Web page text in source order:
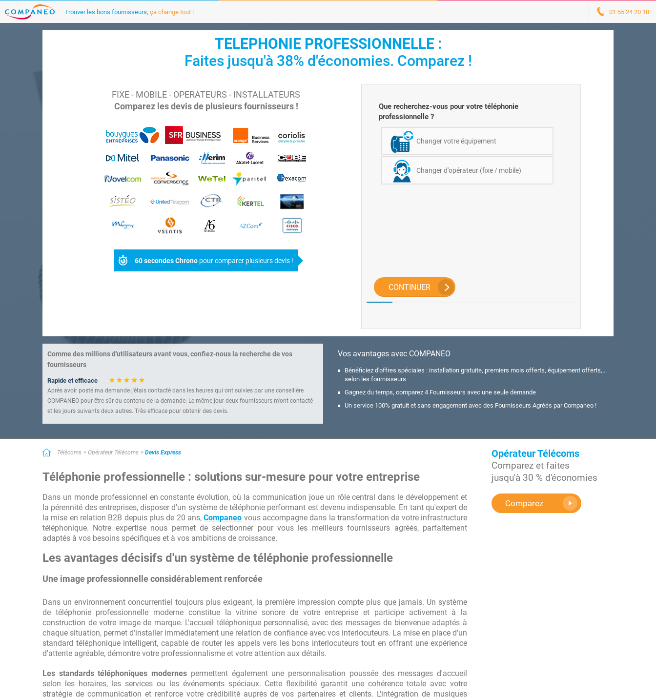
Trouver les bons fournisseurs, ça change tout ! 01 55 24 20 10
TELEPHONIE PROFESSIONNELLE :
Faites jusqu'à 38% d'économies. Comparez !
FIXE - MOBILE - OPERATEURS - INSTALLATEURS
Comparez les devis de plusieurs fournisseurs !
60 secondes Chrono pour comparer plusieurs devis !
Que recherchez-vous pour votre téléphonie
professionnelle ?
Changer votre équipement
Changer d'opérateur (fixe / mobile)
CONTINUER
Comme des millions d'utilisateurs avant vous, confiez-nous la recherche de vos
fournisseurs
Rapide et efficace
Après avoir posté ma demande j'étais contacté dans les heures qui ont suivies par une conseillère
COMPANEO pour être sûr du contenu de la demande. Le même jour deux fournisseurs m'ont contacté
et les jours suivants deux autres. Très efficace pour obtenir des devis.
Très bonne sélection d'entreprises. Rapidité et efficacité sont au rendez-vous.
Simple et efficace
prestataires des services recherchés. Lorsque l'on manque de temps cela permet d'être rapidement en
contact.
Vos avantages avec COMPANEO
Bénéficiez d'offres spéciales : installation gratuite, premiers mois offerts, équipement offerts,...
selon les fournisseurs
Gagnez du temps, comparez 4 Fournisseurs avec une seule demande
Un service 100% gratuit et sans engagement avec des Fournisseurs Agréés par Companeo !
Télécoms Opérateur Télécoms Devis Express
Téléphonie professionnelle : solutions sur-mesure pour votre entreprise
Dans un monde professionnel en constante évolution, où la communication joue un rôle central dans le développement et
la pérennité des entreprises, disposer d'un système de téléphonie performant est devenu indispensable. En tant qu'expert de
la mise en relation B2B depuis plus de 20 ans,Companeo vous accompagne dans la transformation de votre infrastructure
téléphonique. Notre expertise nous permet de sélectionner pour vous les meilleurs fournisseurs agréés, parfaitement
adaptés à vos besoins spécifiques et à vos ambitions de croissance.
Les avantages décisifs d'un système de téléphonie professionnelle
Une image professionnelle considérablement renforcée
Dans un environnement concurrentiel toujours plus exigeant, la première impression compte plus que jamais. Un système
de téléphonie professionnelle moderne constitue la vitrine sonore de votre entreprise et participe activement à la
construction de votre image de marque. L'accueil téléphonique personnalisé, avec des messages de bienvenue adaptés à
chaque situation, permet d'installer immédiatement une relation de confiance avec vos interlocuteurs. La mise en place d'un
standard téléphonique intelligent, capable de router les appels vers les bons interlocuteurs tout en offrant une expérience
d'attente agréable, démontre votre professionnalisme et votre attention aux détails.
Les standards téléphoniques modernes permettent également une personnalisation poussée des messages d'accueil
selon les horaires, les services ou les événements spéciaux. Cette flexibilité garantit une cohérence totale avec votre
stratégie de communication et renforce votre crédibilité auprès de vos partenaires et clients. L'intégration de musiques
Opérateur Télécoms
Comparez et faites
jusqu'à 30 % d'économies
Comparez